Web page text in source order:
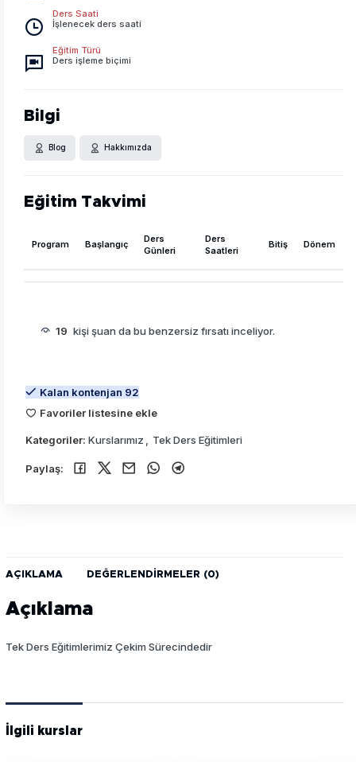
Ders Saati
İşlenecek ders saati
Eğitim Türü
Ders işleme biçimi
Bilgi
Blog Hakkımızda
Eğitim Takvimi
Program Başlangıç
Ders
Günleri
Ders
Saatleri
Bitiş Dönem
19 kişi şuan da bu benzersiz fırsatı inceliyor.
Kalan kontenjan 92
Favoriler listesine ekle
Kategoriler: Kurslarımız Tek Ders Eğitimleri
Paylaş:
AÇIKLAMA DEĞERLENDIRMELER (0)
Açıklama
Tek Ders Eğitimlerimiz Çekim Sürecindedir
İlgili kurslar